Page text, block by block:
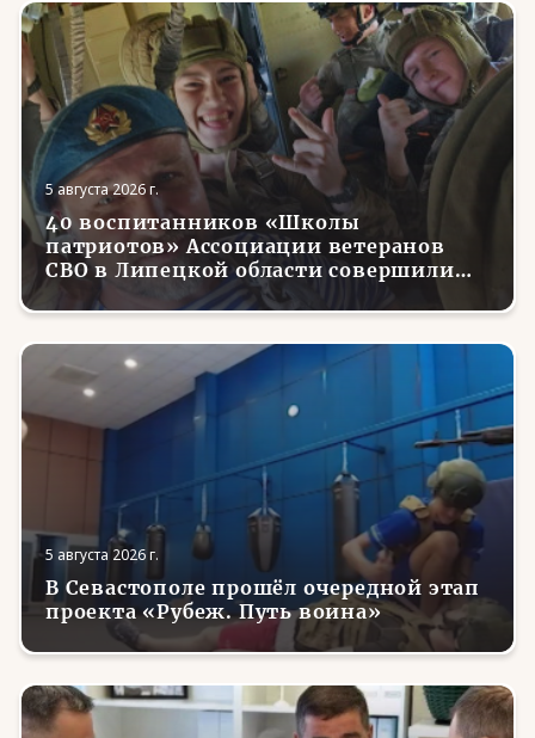
5 августа 2026 г.
40 воспитанников «Школы
патриотов» Ассоциации ветеранов
СВО в Липецкой области совершили
первые парашютные прыжки
5 августа 2026 г.
В Севастополе прошёл очередной этап
проекта «Рубеж. Путь воина»